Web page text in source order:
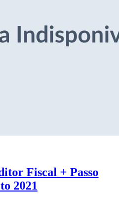
Fiscal + Passo
2021